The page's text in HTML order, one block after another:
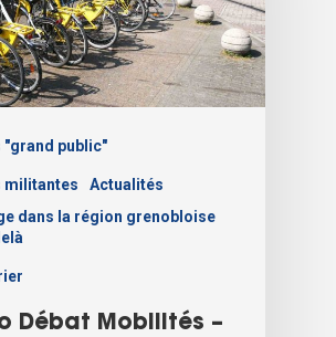
"grand public"
militantes
Actualités
dans la région grenobloise
Débat Mobilités –